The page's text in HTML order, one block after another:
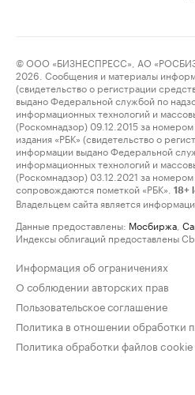
© ООО «БИЗНЕСПРЕСС», АО
2026. Сообщения и материалы
(свидетельство о регистрации
выдано Федеральной службой по
информационных технологий и
(Роскомнадзор) 09.12.2015 за
издания «РБК» (свидетельство о
информации выдано Федеральной
информационных технологий и
(Роскомнадзор) 03.12.2021 за
сопровождаются пометкой «РБК».
18+
Владельцем сайта является
Данные предоставлены: Мосбиржа
Индексы облигаций предоставлены
Информация об ограничениях
О соблюдении авторских прав
Пользовательское соглашение
Политика в отношении обработки
Политика обработки файлов cookie